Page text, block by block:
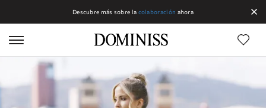
Descubre más sobre la colaboración ahora
Líneas DOMINISS